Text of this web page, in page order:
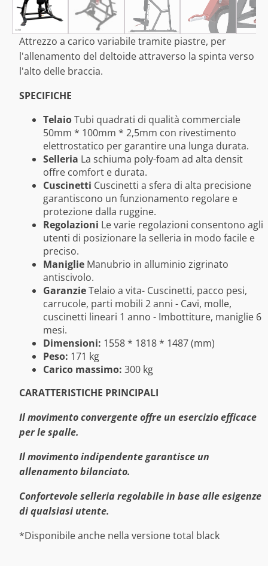
Attrezzo a carico variabile tramite piastre, per
l'allenamento del deltoide attraverso la spinta verso
l'alto delle braccia.
SPECIFICHE
TelaioTubi quadrati di qualità commerciale
50mm * 100mm * 2,5mm con rivestimento
elettrostatico per garantire una lunga durata.
Selleria La schiuma poly-foam ad alta densit
offre comfort e durata.
Cuscinetti Cuscinetti a sfera di alta precisione
garantiscono un funzionamento regolare e
protezione dalla ruggine.
Regolazioni Le varie regolazioni consentono agli
utenti di posizionare la selleria in modo facile e
preciso.
Maniglie Manubrio in alluminio zigrinato
antiscivolo.
GaranzieTelaio a vita- Cuscinetti, pacco pesi,
carrucole, parti mobili 2 anni - Cavi, molle,
cuscinetti lineari 1 anno - Imbottiture, maniglie 6
mesi.
Dimensioni: 1558 * 1818 * 1487 (mm)
Peso: 171 kg
Carico massimo: 300 kg
CARATTERISTICHE PRINCIPALI
Il movimento convergente offre un esercizio efficace
per le spalle.
Il movimento indipendente garantisce un
allenamento bilanciato.
Confortevole selleria regolabile in base alle esigenze
di qualsiasi utente.
*Disponibile anche nella versione total black